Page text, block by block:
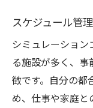
スケジュール管
シミュレーショ
る施設が多く、
徴です。自分の都
め、仕事や家庭